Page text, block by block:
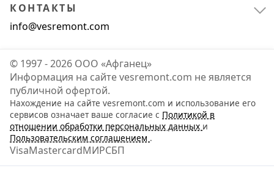
Автосервисное оборудование 3
Автомобильные аксессуары
КОНТАКТЫ
info@vesremont.com
© 1997 - 2026 ООО «Афганец»
Информация на сайте vesremont.com не является
публичной офертой.
Нахождение на сайте vesremont.com и использование его
сервисов означает ваше согласие с Политикой в
отношении обработки персональных данных и
Пользовательским соглашением .
VisaMastercardМИРСБП